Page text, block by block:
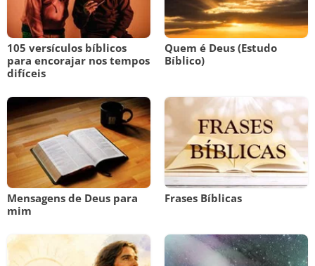
105 versículos bíblicos
para encorajar nos tempos
difíceis
Quem é Deus (Estudo
Bíblico)
Mensagens de Deus para
mim
Frases Bíblicas